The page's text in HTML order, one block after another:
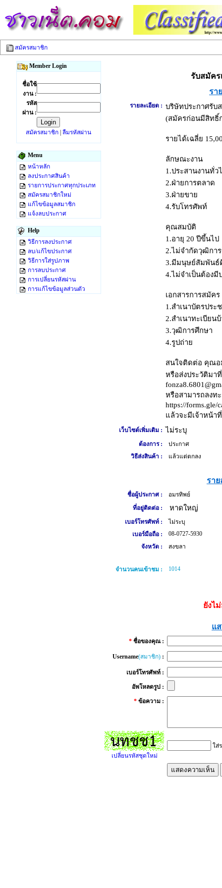
สมัครสมาชิก
Member Login
ชื่อใช้
งาน :
รหัส
ผ่าน :
สมัครสมาชิก ลืมรหัสผ่าน
Menu
หน้าหลัก
ลงประกาศสินค้า
รายการประกาศทุกประเภท
สมัครสมาชิกใหม่
แก้ไขข้อมูลสมาชิก
แจ้งลบประกาศ
Help
วิธีการลงประกาศ
ลบ/แก้ไขประกาศ
วิธีการใส่รูปภาพ
การลบประกาศ
การเปลี่ยนรหัสผ่าน
การแก้ไขข้อมูลส่วนตัว
รับสมัคร
รา
รายละเอียด : บริษัทประกาศรับ
(สมัครก่อนมีสิทธิ์
รายได้เฉลี่ย
ลักษณะงาน
1.ประสานงานทั่ว
2.ฝ่ายการตลาด
3.ฝ่ายขาย
4.รับโทรศัพท์
คุณสมบัติ
1.อายุ 20 ปีขึ้นไป
2.ไม่จำกัดวุฒิกา
3.มีมนุษย์สัมพันธ์
4.ไม่จำเป็นต้องมี
เอกสารการสมัคร
1.สำเนาบัตรประ
2.สำเนาทะเบียน
3.วุฒิการศึกษา
4.รูปถ่าย
สนใจติดต่อ คุณอ
หรือส่งประวัติมาที่
หรือสามารถลงท
https://forms.gle/
แล้วจะมีเจ้าหน้า
เว็บไซต์เพิ่มเติม : ไม่ระบุ
ต้องการ :
ประกาศ
วิธีส่งสินค้า :
แล้วแต่ตกลง
ราย
ชื่อผู้ประกาศ :
อมรทิพย์
ที่อยู่ติดต่อ :
หาดใหญ่
เบอร์โทรศัพท์ :
ไม่ระบุ
เบอร์มือถือ :
08-0727-5930
จังหวัด :
สงขลา
จำนวนคนเข้าชม : 1014
ยังไ
แ
* ชื่อของคุณ :
Username(สมาชิก) :
เบอร์โทรศัพท์ :
อัพโหลดรูป :
* ข้อความ :
เปลี่ยนรหัสชุดใหม่
ใส่